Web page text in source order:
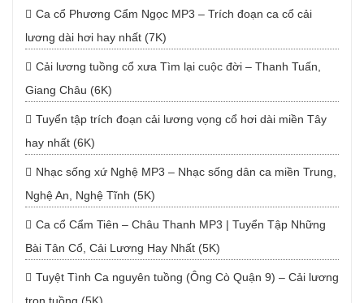
Ca cổ Phương Cẩm Ngọc MP3 – Trích đoạn ca cổ cải
lương dài hơi hay nhất (7K)
Cải lương tuồng cổ xưa Tìm lại cuộc đời – Thanh Tuấn,
Giang Châu (6K)
Tuyển tập trích đoạn cải lương vọng cổ hơi dài miền Tây
hay nhất (6K)
Nhạc sống xứ Nghệ MP3 – Nhạc sống dân ca miền Trung,
Nghệ An, Nghệ Tĩnh (5K)
Ca cổ Cẩm Tiên – Châu Thanh MP3 | Tuyển Tập Những
Bài Tân Cổ, Cải Lương Hay Nhất (5K)
Tuyệt Tình Ca nguyên tuồng (Ông Cò Quận 9) – Cải lương